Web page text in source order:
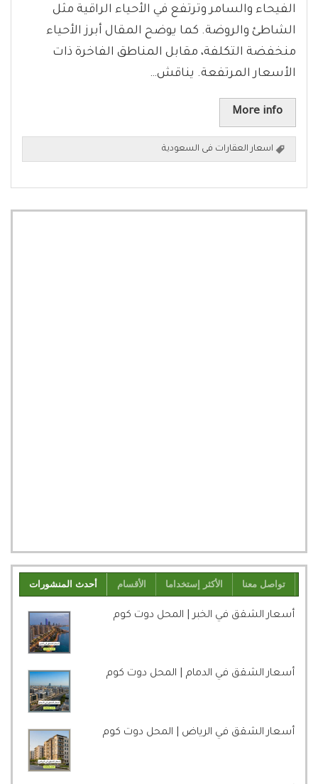
الفيحاء والسامر وترتفع في الأحياء الراقية مثل
الشاطئ والروضة. كما يوضح المقال أبرز الأحياء
منخفضة التكلفة، مقابل المناطق الفاخرة ذات
الأسعار المرتفعة. يناقش…
More info
اسعار العقارات فى السعودية
أحدث المنشورات الأقسام الأكثر إستخداما تواصل معنا
أسعار الشقق في الخبر | المحل دوت كوم
أسعار الشقق في الدمام | المحل دوت كوم
أسعار الشقق في الرياض | المحل دوت كوم